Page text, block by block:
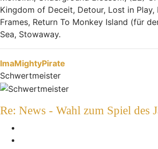
Kingdom of Deceit, Detour, Lost in Play,
Frames, Return To Monkey Island (für
Sea, Stowaway.
Nach oben
ImaMightyPirate
Schwertmeister
Re: News - Wahl zum Spiel des